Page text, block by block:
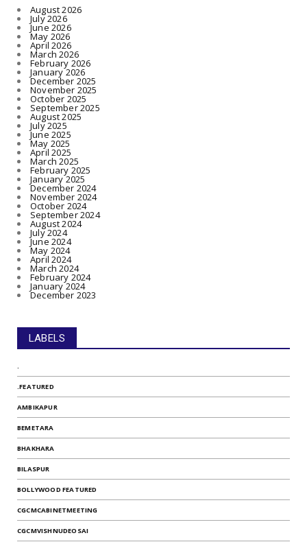
August 2026
July 2026
June 2026
May 2026
April 2026
March 2026
February 2026
January 2026
December 2025
November 2025
October 2025
September 2025
August 2025
July 2025
June 2025
May 2025
April 2025
March 2025
February 2025
January 2025
December 2024
November 2024
October 2024
September 2024
August 2024
July 2024
June 2024
May 2024
April 2024
March 2024
February 2024
January 2024
December 2023
LABELS
.
.FEATURED
AMBIKAPUR
BEMETARA
BHAKHARA
BILASPUR
BOLLYWOOD FEATURED
CGCMCABINETMEETING
CGCMVISHNUDEOSAI